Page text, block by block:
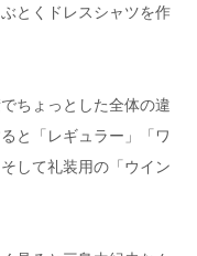
とくドレスシャツを作
ちょっとした全体の違
と「レギュラー」「ワ
して礼装用の「ウイン